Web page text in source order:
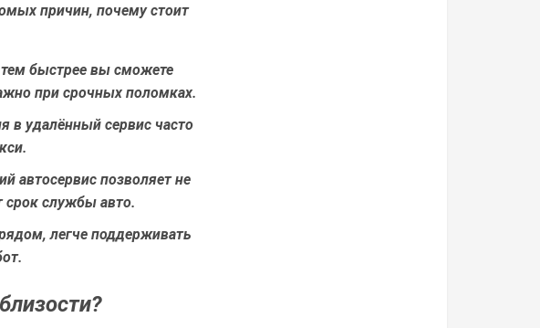
причин, почему стоит
быстрее вы сможете
при срочных поломках.
в удалённый сервис часто
автосервис позволяет не
срок службы авто.
легче поддерживать